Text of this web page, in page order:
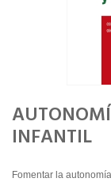
INFANTIL
Fomentar la